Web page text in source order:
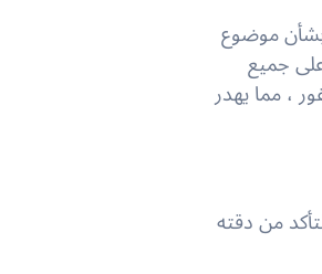
بشأن موضوع
جميع
، مما يهدر
من دقته